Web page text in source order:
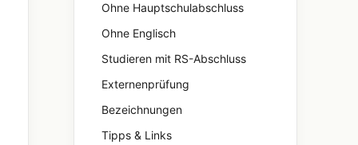
Ohne Hauptschulabschluss
Ohne Englisch
Studieren mit RS-Abschluss
Externenprüfung
Bezeichnungen
Tipps & Links